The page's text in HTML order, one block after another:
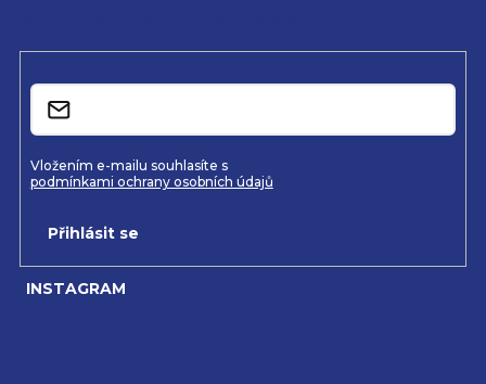
INSTAGRAM
Vložením e-mailu souhlasíte s
podmínkami ochrany osobních údajů
Přihlásit se